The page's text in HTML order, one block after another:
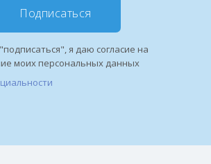
Подписаться
я даю согласие на
моих персональных данных